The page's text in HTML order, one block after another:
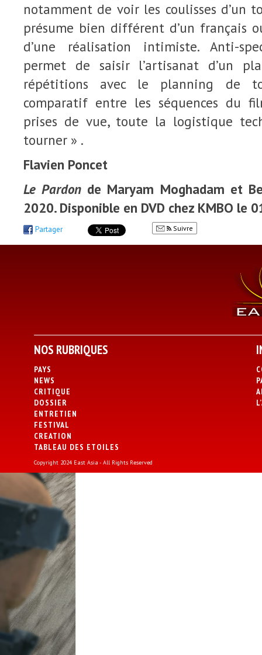
notamment de voir les coulisses d’un
présume bien différent d’un français
d’une réalisation intimiste. Anti-
permet de saisir l’artisanat d’un
répétitions avec le planning de
comparatif entre les séquences du
prises de vue, toute la logistique
tourner » .
Flavien Poncet
Le Pardon de Maryam Moghadam et
2020. Disponible en DVD chez KMBO le
Partager Suivre
NOS RUBRIQUES
PAYS
NEWS
CRITIQUE
DOSSIER
ENTRETIEN
FESTIVAL
CREATION
TABLEAU DES ETOILES
Copyright 2024 East Asia - All Rights Reserved